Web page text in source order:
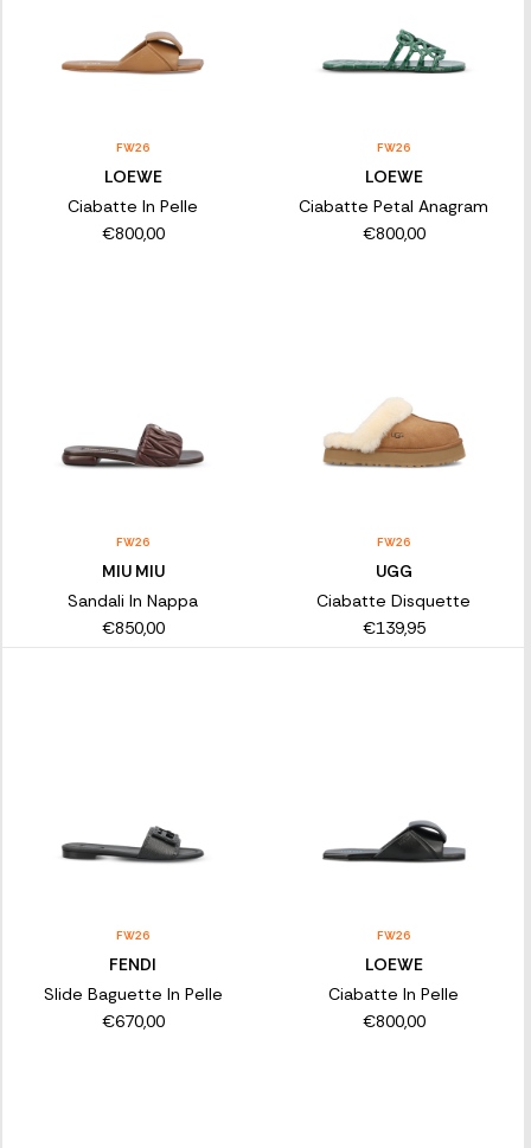
FW26
LOEWE
Ciabatte In Pelle
€800,00
FW26
LOEWE
Ciabatte Petal Anagram
€800,00
FW26
MIU MIU
Sandali In Nappa
€850,00
FW26
UGG
Ciabatte Disquette
€139,95
FW26
FENDI
Slide Baguette In Pelle
€670,00
FW26
LOEWE
Ciabatte In Pelle
€800,00